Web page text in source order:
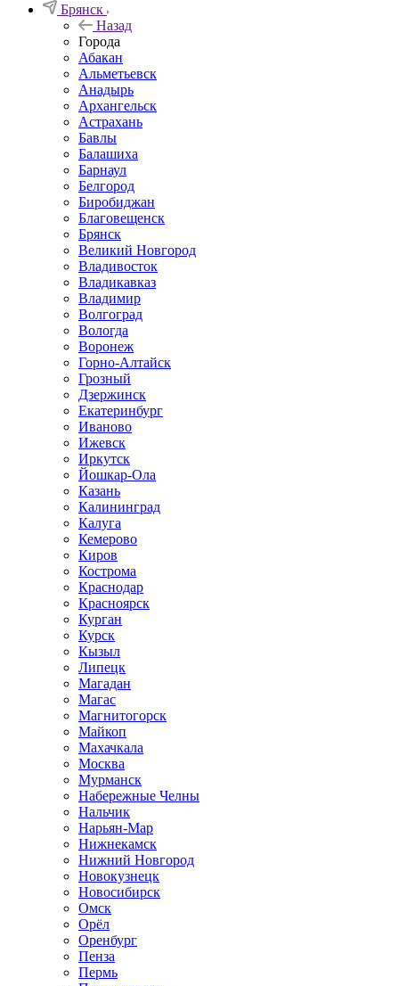
Брянск
Назад
Города
Абакан
Альметьевск
Анадырь
Архангельск
Астрахань
Бавлы
Балашиха
Барнаул
Белгород
Биробиджан
Благовещенск
Брянск
Великий Новгород
Владивосток
Владикавказ
Владимир
Волгоград
Вологда
Воронеж
Горно-Алтайск
Грозный
Дзержинск
Екатеринбург
Иваново
Ижевск
Иркутск
Йошкар-Ола
Казань
Калининград
Калуга
Кемерово
Киров
Кострома
Краснодар
Красноярск
Курган
Курск
Кызыл
Липецк
Магадан
Магас
Магнитогорск
Майкоп
Махачкала
Москва
Мурманск
Набережные Челны
Нальчик
Нарьян-Мар
Нижнекамск
Нижний Новгород
Новокузнецк
Новосибирск
Омск
Орёл
Оренбург
Пенза
Пермь